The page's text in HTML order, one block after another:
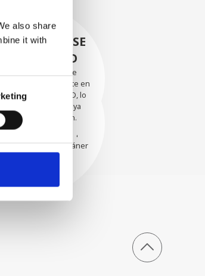
also share
it with
Nuestros técnicos
evalúan
cada escáner
y sus componentes.
CUIDADO
piezas utilizables se
meticulosamente en
seguro de ESD, lo
garantiza que no haya
ni contaminación.